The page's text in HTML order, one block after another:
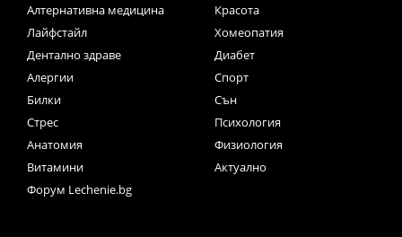
Алтернативна медицина
Красота
Лайфстайл
Хомеопатия
Дентално здраве
Диабет
Алергии
Спорт
Билки
Сън
Стрес
Психология
Анатомия
Физиология
Витамини
Актуално
Форум Lechenie.bg